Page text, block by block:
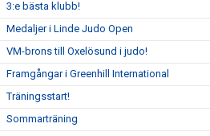
3:e bästa klubb!
Medaljer i Linde Judo Open
VM-brons till Oxelösund i judo!
Framgångar i Greenhill International
Träningsstart!
Sommarträning